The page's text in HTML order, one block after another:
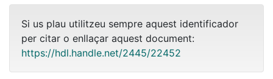
Si us plau utilitzeu sempre aquest identificador
per citar o enllaçar aquest document:
https://hdl.handle.net/2445/22452